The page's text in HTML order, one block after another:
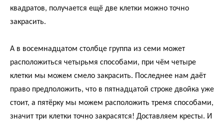
квадратов, получается ещё две клетки можно точно
закрасить.
А в восемнадцатом столбце группа из семи может
расположиться четырьмя способами, при чём четыре
клетки мы можем смело закрасить. Последнее нам даёт
право предположить, что в пятнадцатой строке двойка уже
стоит, а пятёрку мы можем расположить тремя способами,
значит три клетки точно закрасятся! Доставляем кресты. И